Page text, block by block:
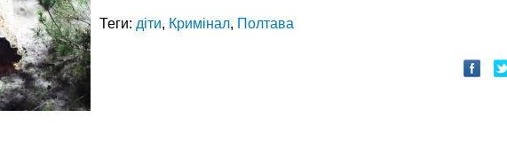
Теги: діти, Кримінал, Полтава